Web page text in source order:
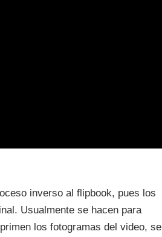
inverso al flipbook, pues los
Usualmente se hacen para
los fotogramas del video, se